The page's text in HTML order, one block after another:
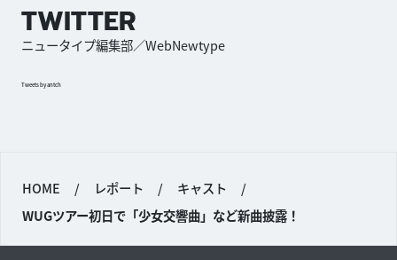
TWITTER
ニュータイプ編集部／WebNewtype
Tweets by antch
HOME / レポート / キャスト
/
WUGツアー初日で「少女交響曲」など新曲披露！